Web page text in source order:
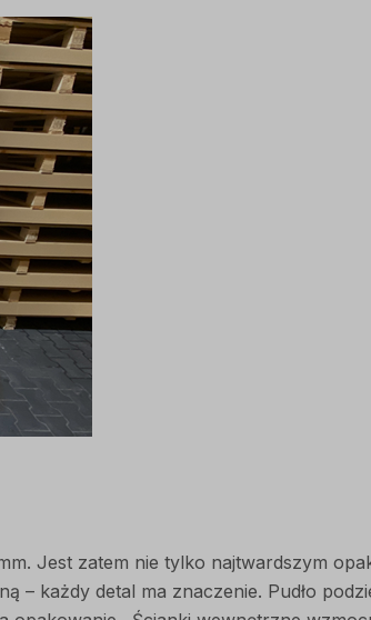
Jest zatem nie tylko najtwardszym
– każdy detal ma znaczenie. Pudło